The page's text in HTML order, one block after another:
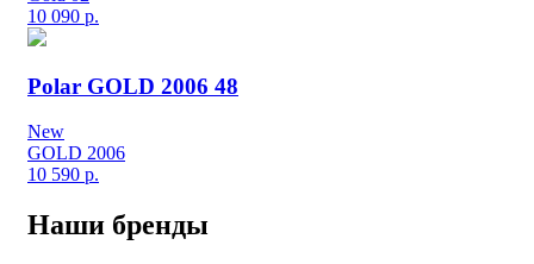
10 090 р.
Polar GOLD 2006 48
New
GOLD 2006
10 590 р.
Наши бренды